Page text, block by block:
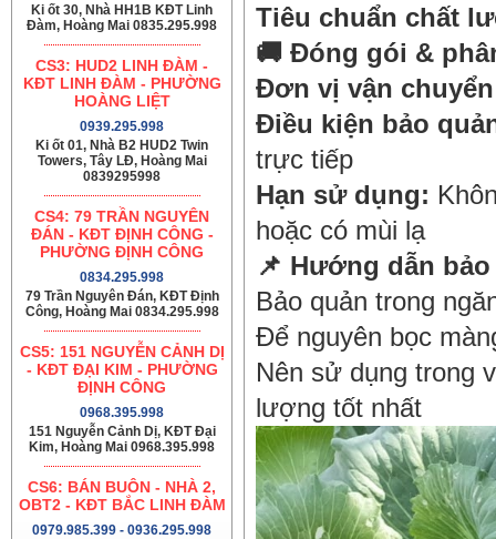
Ki ốt 30, Nhà HH1B KĐT Linh
Đàm, Hoàng Mai 0835.295.998
CS3: HUD2 LINH ĐÀM -
KĐT LINH ĐÀM - PHƯỜNG
HOÀNG LIỆT
0939.295.998
Ki ốt 01, Nhà B2 HUD2 Twin
Towers, Tây LĐ, Hoàng Mai
0839295998
CS4: 79 TRẦN NGUYÊN
ĐÁN - KĐT ĐỊNH CÔNG -
PHƯỜNG ĐỊNH CÔNG
0834.295.998
79 Trần Nguyên Đán, KĐT Định
Công, Hoàng Mai 0834.295.998
CS5: 151 NGUYỄN CẢNH DỊ
- KĐT ĐẠI KIM - PHƯỜNG
ĐỊNH CÔNG
0968.395.998
151 Nguyễn Cảnh Dị, KĐT Đại
Kim, Hoàng Mai 0968.395.998
CS6: BÁN BUÔN - NHÀ 2,
OBT2 - KĐT BẮC LINH ĐÀM
0979.985.399 - 0936.295.998
Tiêu chuẩn chất
🚚 Đóng gói &
Đơn vị vận
Điều kiện bảo
trực tiếp
Hạn sử dụng:
hoặc có mùi lạ
📌 Hướng dẫn
Bảo quản trong
Để nguyên bọc
Nên sử dụng trong
lượng tốt nhất